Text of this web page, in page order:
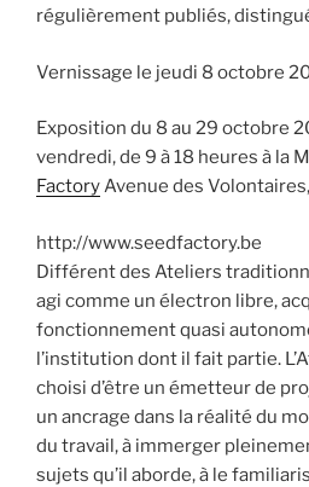
régulièrement publiés,
Vernissage le jeudi 8 octobre
Exposition du 8 au 29 octobre
vendredi, de 9 à 18 heures à la
FactoryAvenue des
http://www.seedfactory.be
Différent des Ateliers
agi comme un électron libre,
fonctionnement quasi
l’institution dont il fait partie.
choisi d’être un émetteur de
un ancrage dans la réalité du
du travail, à immerger
sujets qu’il aborde, à le